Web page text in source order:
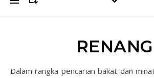
RENANG
Dalam rangka pencarian bakat dan minat peserta didik, SD